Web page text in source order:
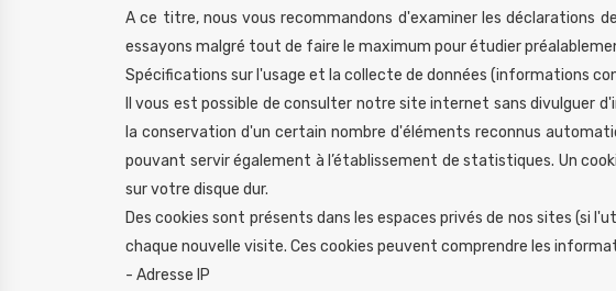
A ce titre, nous vous recommandons d'examiner les déclarations
essayons malgré tout de faire le maximum pour étudier
Spécifications sur l'usage et la collecte de données (informations
Il vous est possible de consulter notre site internet sans
la conservation d'un certain nombre d'éléments reconnus
pouvant servir également à l’établissement de statistiques. Un
sur votre disque dur.
Des cookies sont présents dans les espaces privés de nos sites (si
chaque nouvelle visite. Ces cookies peuvent comprendre les
- Adresse IP